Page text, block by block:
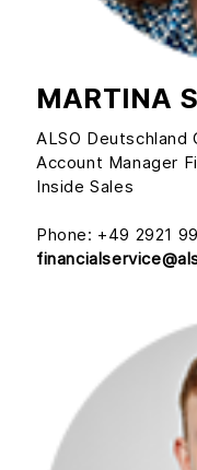
MARTINA
ALSO Deutschland
Account Manager
Inside Sales
Phone: +49 2921